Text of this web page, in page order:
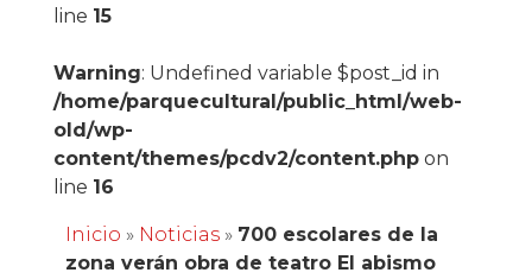
line 15
Warning: Undefined variable $post_id in
/home/parquecultural/public_html/web-
old/wp-
content/themes/pcdv2/content.phpon
line 16
Inicio » Noticias» 700 escolares de la
zona verán obra de teatro El abismo